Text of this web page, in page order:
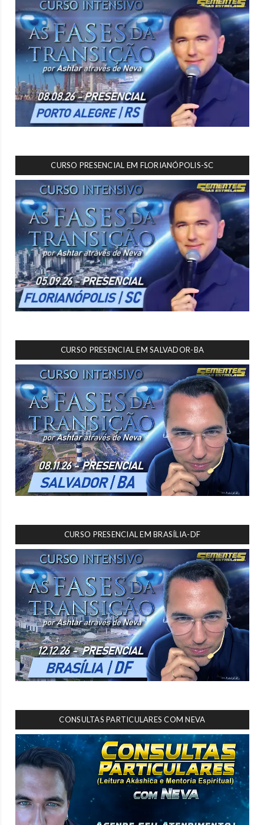
CURSO PRESENCIAL EM FLORIANÓPOLIS-SC
CURSO PRESENCIAL EM SALVADOR-BA
CURSO PRESENCIAL EM BRASÍLIA-DF
CONSULTAS PARTICULARES COM NEVA